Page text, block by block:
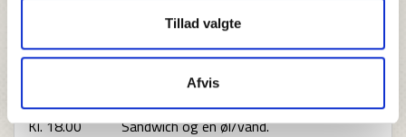
Tillad valgte
Afvis
Jagttegnskursuslærere som underviser i regi af
eksemplar af bogen på ERFA-møderne.
Kl. 18.00 Sandwich og en øl/vand.